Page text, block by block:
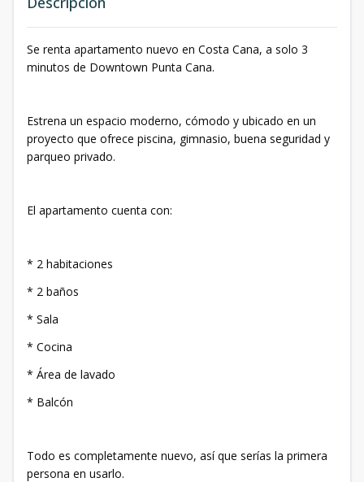
Se renta apartamento nuevo en Costa Cana, a solo 3
minutos de Downtown Punta Cana.
Estrena un espacio moderno, cómodo y ubicado en un
proyecto que ofrece piscina, gimnasio, buena seguridad y
parqueo privado.
El apartamento cuenta con:
* 2 habitaciones
* 2 baños
* Sala
* Cocina
* Área de lavado
* Balcón
Todo es completamente nuevo, así que serías la primera
persona en usarlo.